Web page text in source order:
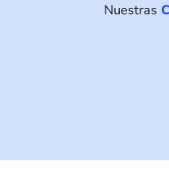
Nuestras